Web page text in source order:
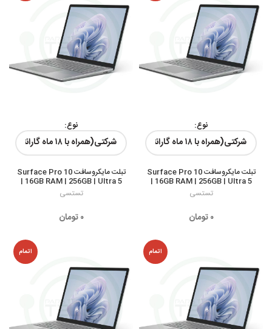
رنگ ها:
نوع:
تبلت مایکروسافت Surface Pro 10
| 16GB RAM | 256GB | Ultra 5
تستسی
۰تومان
رنگ ها:
نوع:
تبلت مایکروسافت Surface Pro 10
| 16GB RAM | 256GB | Ultra 5
تستسی
۰تومان
اتمام اتمام